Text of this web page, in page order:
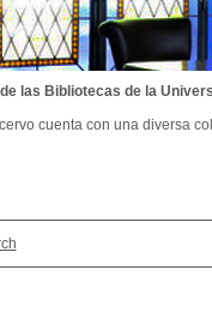
las Bibliotecas de la
cuenta con una diversa